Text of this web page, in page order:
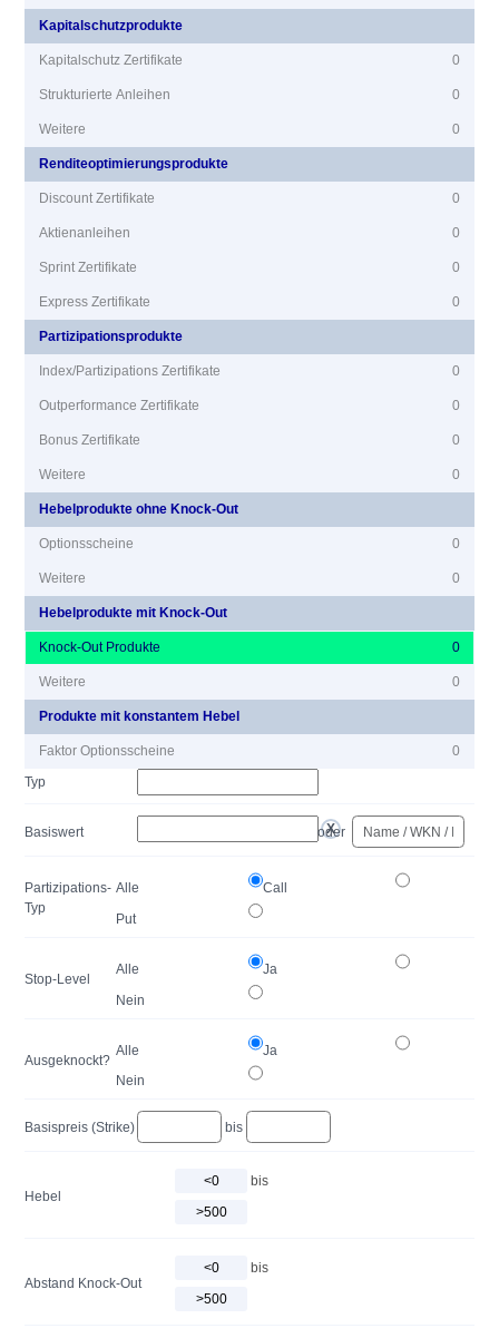
Kapitalschutzprodukte
Kapitalschutz Zertifikate 0
Strukturierte Anleihen 0
Weitere 0
Renditeoptimierungsprodukte
Discount Zertifikate 0
Aktienanleihen 0
Sprint Zertifikate 0
Express Zertifikate 0
Partizipationsprodukte
Index/Partizipations Zertifikate 0
Outperformance Zertifikate 0
Bonus Zertifikate 0
Weitere 0
Hebelprodukte ohne Knock-Out
Optionsscheine 0
Weitere 0
Hebelprodukte mit Knock-Out
Knock-Out Produkte 0
Weitere 0
Produkte mit konstantem Hebel
Faktor Optionsscheine
0
Typ
Basiswert oder
Partizipations-
Typ
Alle
Call
Put
Stop-Level
Alle
Ja
Nein
Ausgeknockt?
Alle
Ja
Nein
Basispreis (Strike) bis
Hebel
bis
Abstand Knock-Out
bis